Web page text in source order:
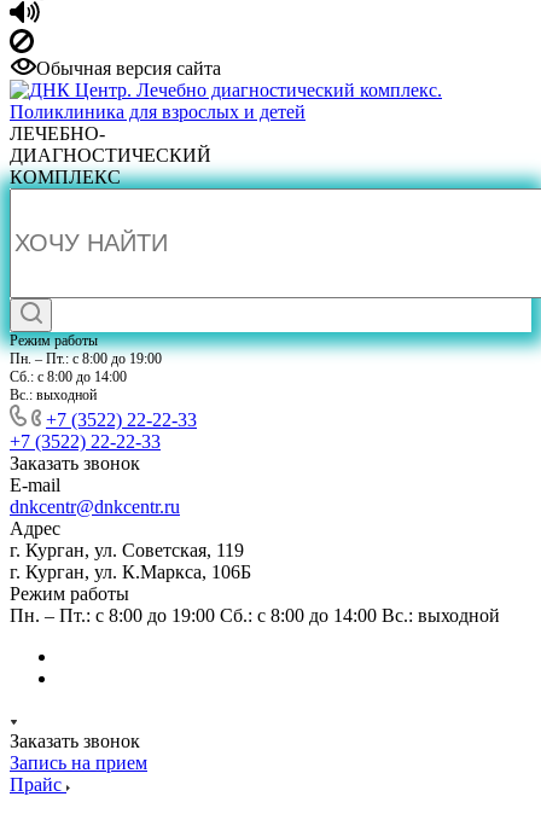
Обычная версия сайта
ЛЕЧЕБНО-
ДИАГНОСТИЧЕСКИЙ
КОМПЛЕКС
Режим работы
Пн. – Пт.: с 8:00 до 19:00
Сб.: с 8:00 до 14:00
Вс.: выходной
+7 (3522) 22-22-33
+7 (3522) 22-22-33
Заказать звонок
E-mail
dnkcentr@dnkcentr.ru
Адрес
г. Курган, ул. Советская, 119
г. Курган, ул. К.Маркса, 106Б
Режим работы
Пн. – Пт.: с 8:00 до 19:00 Сб.: с 8:00 до 14:00 Вс.: выходной
Заказать звонок
Запись на прием
Прайс